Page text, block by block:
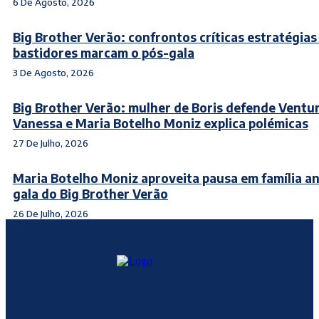
Big Brother Verão: confrontos críticas estratégias
bastidores marcam o pós-gala
3 De Agosto, 2026
Big Brother Verão: mulher de Boris defende
Vanessa e Maria Botelho Moniz explica polémicas
27 De Julho, 2026
Maria Botelho Moniz aproveita pausa em família
gala do Big Brother Verão
26 De Julho, 2026